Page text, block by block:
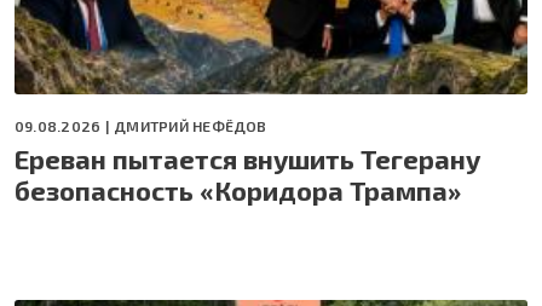
09.08.2026 | ДМИТРИЙ НЕФЁДОВ
Ереван пытается внушить Тегерану
безопасность «Коридора Трампа»